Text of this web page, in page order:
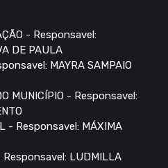
- Responsavel:
DE PAULA
MAYRA SAMPAIO
MUNICÍPIO - Responsavel:
- Responsavel: MÁXIMA
Responsavel: LUDMILLA